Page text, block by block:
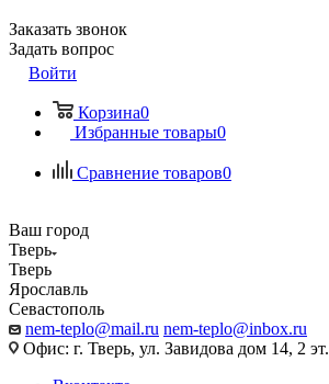
Заказать звонок
Задать вопрос
Войти
Корзина0
Избранные товары0
Сравнение товаров0
Ваш город
Тверь
Тверь
Ярославль
Севастополь
nem-teplo@mail.ru nem-teplo@inbox.ru
Офис: г. Тверь, ул. Завидова дом 14, 2 эт.